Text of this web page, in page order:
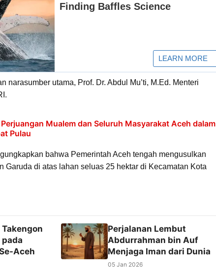
narasumber utama, Prof. Dr. Abdul Mu’ti, M.Ed. Menteri
Mualem dan Seluruh Masyarakat Aceh dalam
Pulau
bahwa Pemerintah Aceh tengah mengusulkan
Garuda di atas lahan seluas 25 hektar di Kecamatan Kota
Takengon
pada
Aceh
Perjalanan Lembut
Abdurrahman bin Auf
Menjaga Iman dari Dunia
05 Jan 2026